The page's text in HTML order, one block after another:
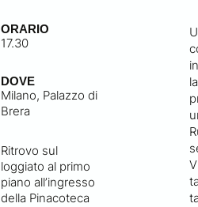
ORARIO
17.30
DOVE
Milano, Palazzo di
Brera
Ritrovo sul
loggiato al primo
piano all’ingresso
della Pinacoteca